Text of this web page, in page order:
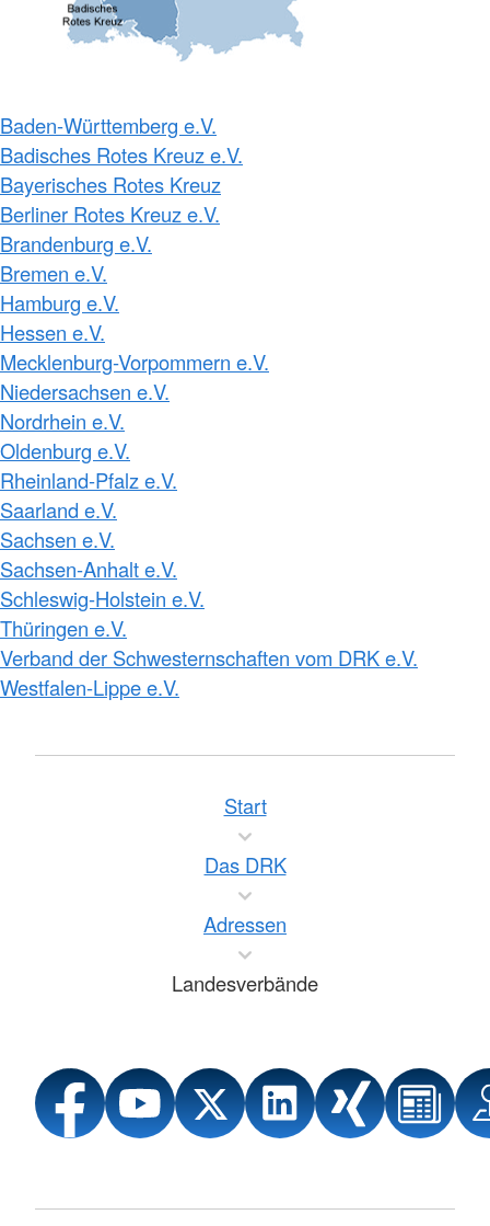
Baden-Württemberg e.V.
Badisches Rotes Kreuz e.V.
Bayerisches Rotes Kreuz
Berliner Rotes Kreuz e.V.
Brandenburg e.V.
Bremen e.V.
Hamburg e.V.
Hessen e.V.
Mecklenburg-Vorpommern e.V.
Niedersachsen e.V.
Nordrhein e.V.
Oldenburg e.V.
Rheinland-Pfalz e.V.
Saarland e.V.
Sachsen e.V.
Sachsen-Anhalt e.V.
Schleswig-Holstein e.V.
Thüringen e.V.
Verband der Schwesternschaften vom DRK e.V.
Westfalen-Lippe e.V.
Start
Das DRK
Adressen
Landesverbände